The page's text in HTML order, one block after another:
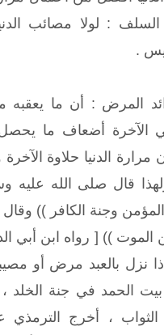
: لولا مصائب
.
المرض : أن ما يعقبه
الآخرة أضعاف ما
مرارة الدنيا حلاوة
قال صلى الله عليه
وجنة الكافر ))
الموت )) [ رواه ابن أبي
نزل بالعبد مرض أو
بيت الحمد في جنة الخلد
، أخرج الترمذي